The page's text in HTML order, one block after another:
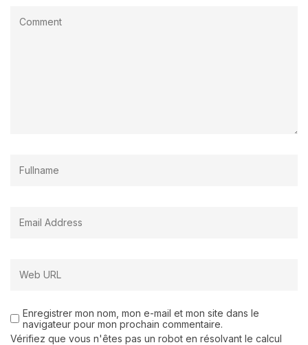
Enregistrer mon nom, mon e-mail et mon site dans le
navigateur pour mon prochain commentaire.
Vérifiez que vous n'êtes pas un robot en résolvant le calcul